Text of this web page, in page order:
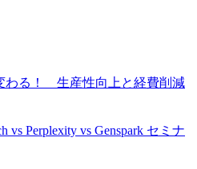
わる！ 生産性向上と経費削減
vs Perplexity vs Genspark セミナ